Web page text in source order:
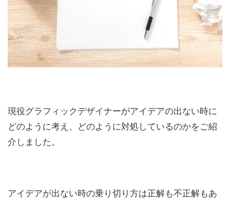
現役グラフィックデザイナーがアイデアの出ない時に
どのように考え、どのように対処しているのかをご紹
介しました。
アイデアが出ない時の乗り切り方は正解も不正解もあ